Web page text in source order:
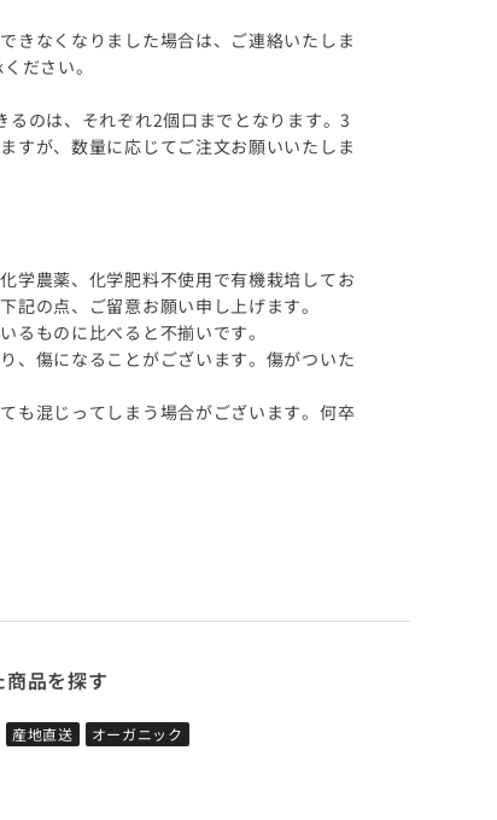
きなくなりました場合は、ご連絡いたしま
ださい。
のは、それぞれ2個口までとなります。3
すが、数量に応じてご注文お願いいたしま
学農薬、化学肥料不使用で有機栽培してお
記の点、ご留意お願い申し上げます。
ものに比べると不揃いです。
、傷になることがございます。傷がついた
も混じってしまう場合がございます。何卒
商品を探す
産地直送 オーガニック